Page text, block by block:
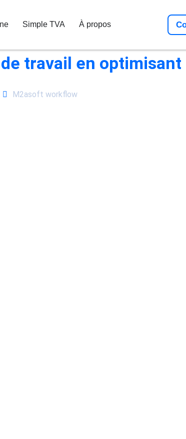
Simple TVA À propos
travail en optimisant
M2asoft workflow